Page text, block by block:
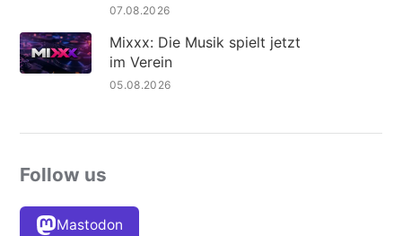
07.08.2026
Mixxx: Die Musik spielt jetzt
im Verein
05.08.2026
Follow us
Mastodon